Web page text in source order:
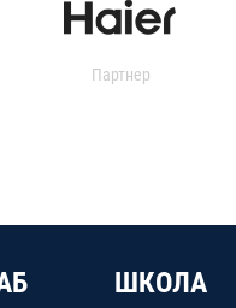
Партнер
ШКОЛА